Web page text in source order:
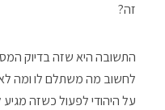
זה?
התשובה היא שזה בדיוק
לחשוב מה משתלם לו ומה לא,
על היהודי לפעול כשזה מגיע